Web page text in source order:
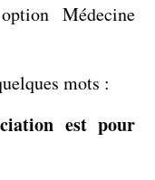
Médecine
mots :
est pour